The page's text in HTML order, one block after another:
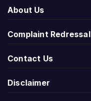
About Us
Complaint Redressal
Contact Us
Disclaimer